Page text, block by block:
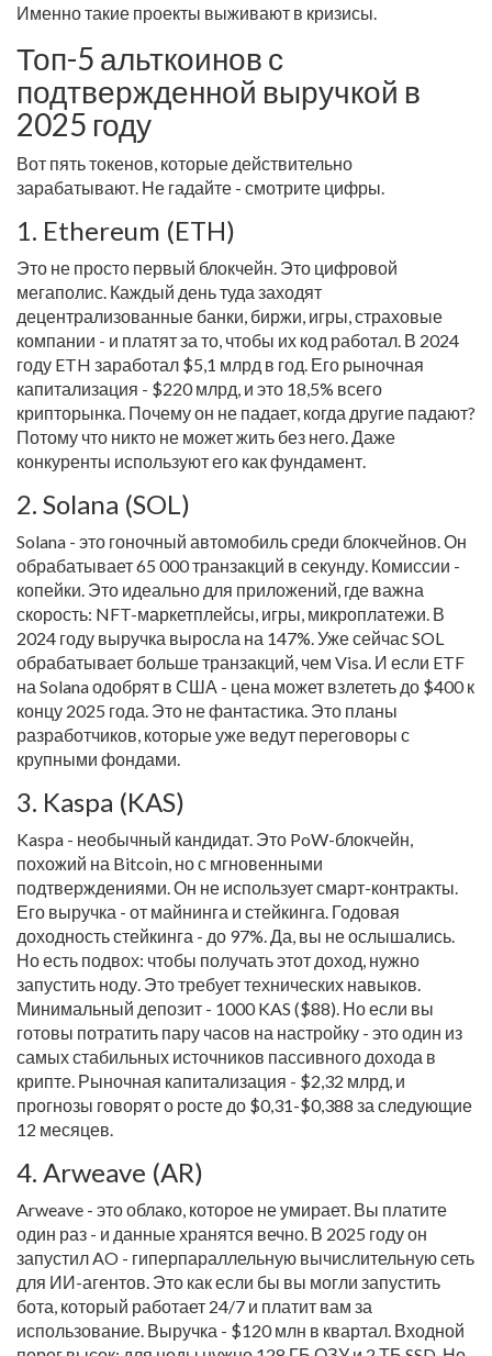
Именно такие проекты выживают в кризисы.
Топ-5 альткоинов с
подтвержденной выручкой в
2025 году
Вот пять токенов, которые действительно
зарабатывают. Не гадайте - смотрите цифры.
1. Ethereum (ETH)
Это не просто первый блокчейн. Это цифровой
мегаполис. Каждый день туда заходят
децентрализованные банки, биржи, игры, страховые
компании - и платят за то, чтобы их код работал. В 2024
году ETH заработал $5,1 млрд в год. Его рыночная
капитализация - $220 млрд, и это 18,5% всего
крипторынка. Почему он не падает, когда другие падают?
Потому что никто не может жить без него. Даже
конкуренты используют его как фундамент.
2. Solana (SOL)
Solana - это гоночный автомобиль среди блокчейнов. Он
обрабатывает 65 000 транзакций в секунду. Комиссии -
копейки. Это идеально для приложений, где важна
скорость: NFT-маркетплейсы, игры, микроплатежи. В
2024 году выручка выросла на 147%. Уже сейчас SOL
обрабатывает больше транзакций, чем Visa. И если ETF
на Solana одобрят в США - цена может взлететь до $400 к
концу 2025 года. Это не фантастика. Это планы
разработчиков, которые уже ведут переговоры с
крупными фондами.
3. Kaspa (KAS)
Kaspa - необычный кандидат. Это PoW-блокчейн,
похожий на Bitcoin, но с мгновенными
подтверждениями. Он не использует смарт-контракты.
Его выручка - от майнинга и стейкинга. Годовая
доходность стейкинга - до 97%. Да, вы не ослышались.
Но есть подвох: чтобы получать этот доход, нужно
запустить ноду. Это требует технических навыков.
Минимальный депозит - 1000 KAS ($88). Но если вы
готовы потратить пару часов на настройку - это один из
самых стабильных источников пассивного дохода в
крипте. Рыночная капитализация - $2,32 млрд, и
прогнозы говорят о росте до $0,31-$0,388 за следующие
12 месяцев.
4. Arweave (AR)
Arweave - это облако, которое не умирает. Вы платите
один раз - и данные хранятся вечно. В 2025 году он
запустил AO - гиперпараллельную вычислительную сеть
для ИИ-агентов. Это как если бы вы могли запустить
бота, который работает 24/7 и платит вам за
использование. Выручка - $120 млн в квартал. Входной